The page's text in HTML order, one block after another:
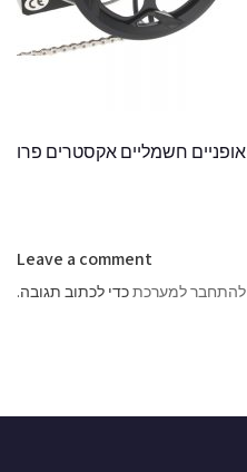
אופניים חשמליים אקסטרים פרו
Leave a comment
להתחבר למערכתכדי לכתוב תגובה.